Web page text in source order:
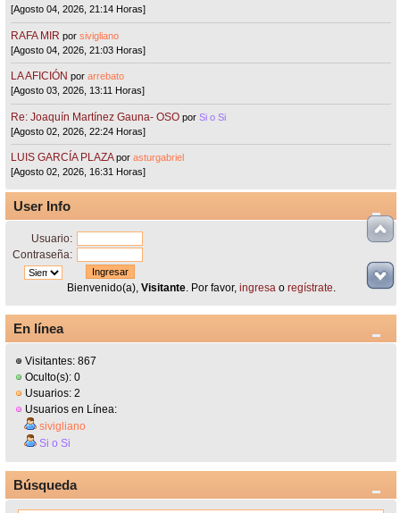
[Agosto 04, 2026, 21:14 Horas]
RAFA MIR porsivigliano
[Agosto 04, 2026, 21:03 Horas]
LA AFICIÓN porarrebato
[Agosto 03, 2026, 13:11 Horas]
Re: Joaquín Martínez Gauna- OSO porSi o Si
[Agosto 02, 2026, 22:24 Horas]
LUIS GARCÍA PLAZA porasturgabriel
[Agosto 02, 2026, 16:31 Horas]
User Info
Usuario:
Contraseña:
Bienvenido(a), Visitante. Por favor, ingresao regístrate.
En línea
Visitantes: 867
Oculto(s): 0
Usuarios: 2
Usuarios en Línea:
sivigliano
Si o Si
Búsqueda